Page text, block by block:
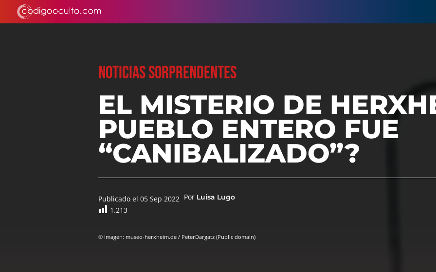
NOTICIAS SORPRENDENTES
EL MISTERIO DE
PUEBLO ENTERO FUE
“CANIBALIZADO”?
Publicado el 05 Sep 2022 Por Luisa Lugo
1.213
© Imagen: museo-herxheim.de / PeterDargatz (Public domain)